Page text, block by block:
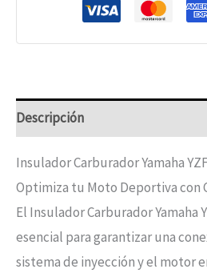
Descripción
Insulador Carburador Yamaha
Optimiza tu Moto Deportiva con
El Insulador Carburador Yamaha
esencial para garantizar una
sistema de inyección y el motor